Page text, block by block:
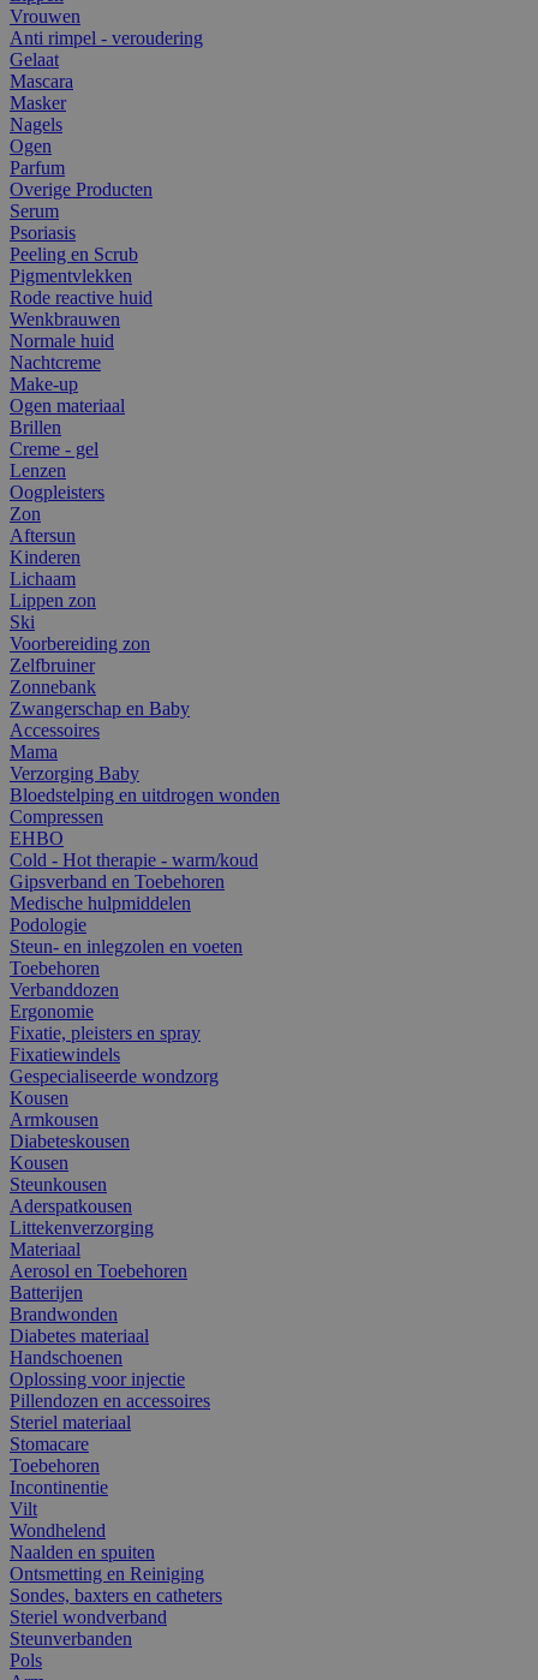
Vrouwen
Anti rimpel - veroudering
Gelaat
Mascara
Masker
Nagels
Ogen
Parfum
Overige Producten
Serum
Psoriasis
Peeling en Scrub
Pigmentvlekken
Rode reactive huid
Wenkbrauwen
Normale huid
Nachtcreme
Make-up
Ogen materiaal
Brillen
Creme - gel
Lenzen
Oogpleisters
Zon
Aftersun
Kinderen
Lichaam
Lippen zon
Ski
Voorbereiding zon
Zelfbruiner
Zonnebank
Zwangerschap en Baby
Accessoires
Mama
Verzorging Baby
Bloedstelping en uitdrogen wonden
Compressen
EHBO
Cold - Hot therapie - warm/koud
Gipsverband en Toebehoren
Medische hulpmiddelen
Podologie
Steun- en inlegzolen en voeten
Toebehoren
Verbanddozen
Ergonomie
Fixatie, pleisters en spray
Fixatiewindels
Gespecialiseerde wondzorg
Kousen
Armkousen
Diabeteskousen
Kousen
Steunkousen
Aderspatkousen
Littekenverzorging
Materiaal
Aerosol en Toebehoren
Batterijen
Brandwonden
Diabetes materiaal
Handschoenen
Oplossing voor injectie
Pillendozen en accessoires
Steriel materiaal
Stomacare
Toebehoren
Incontinentie
Vilt
Wondhelend
Naalden en spuiten
Ontsmetting en Reiniging
Sondes, baxters en catheters
Steriel wondverband
Steunverbanden
Pols